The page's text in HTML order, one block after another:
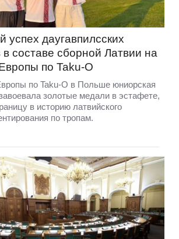
успех даугавпилсских
составе сборной Латвии на
по Taku-O
по Taku-O в Польше юниорская
золотые медали в эстафете,
в историю латвийского
по тропам.